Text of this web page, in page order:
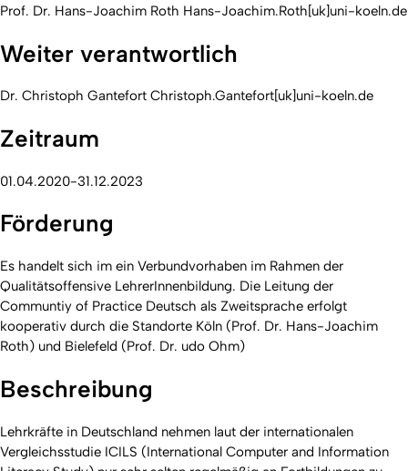
Prof. Dr. Hans-Joachim Roth Hans-Joachim.Roth[uk]uni-koeln.de
Weiter verantwortlich
Dr. Christoph Gantefort Christoph.Gantefort[uk]uni-koeln.de
Zeitraum
01.04.2020-31.12.2023
Förderung
Es handelt sich im ein Verbundvorhaben im Rahmen der
Qualitätsoffensive LehrerInnenbildung. Die Leitung der
Communtiy of Practice Deutsch als Zweitsprache erfolgt
kooperativ durch die Standorte Köln (Prof. Dr. Hans-Joachim
Roth) und Bielefeld (Prof. Dr. udo Ohm)
Beschreibung
Lehrkräfte in Deutschland nehmen laut der internationalen
Vergleichsstudie ICILS (International Computer and Information